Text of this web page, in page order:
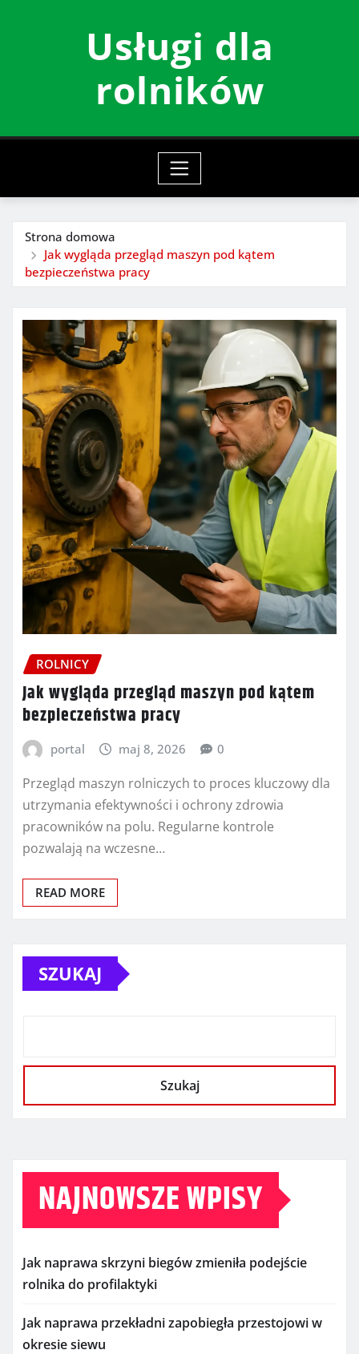
Usługi dla
rolników
Strona domowa
Jak wygląda przegląd maszyn pod kątem
bezpieczeństwa pracy
ROLNICY
Jak wygląda przegląd maszyn pod kątem
bezpieczeństwa pracy
portal maj 8, 2026 0
Przegląd maszyn rolniczych to proces kluczowy dla
utrzymania efektywności i ochrony zdrowia
pracowników na polu. Regularne kontrole
pozwalają na wczesne…
READ MORE
SZUKAJ
Szukaj
NAJNOWSZE WPISY
Jak naprawa skrzyni biegów zmieniła podejście
rolnika do profilaktyki
Jak naprawa przekładni zapobiegła przestojowi w
okresie siewu